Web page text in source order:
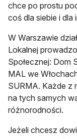
chce po prostu
coś dla siebie i dla
W Warszawie
Lokalnej
Społecznej: Dom
MAL we
SURMA. Każde z
na tych samych
różnorodności.
Jeżeli chcesz